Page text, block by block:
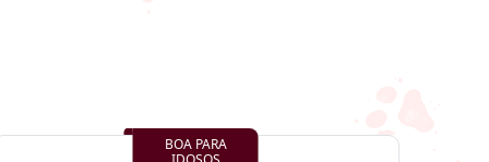
BOA PARA